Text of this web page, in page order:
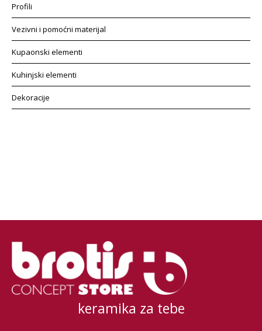
Profili
Vezivni i pomoćni materijal
Kupaonski elementi
Kuhinjski elementi
Dekoracije
keramika za tebe